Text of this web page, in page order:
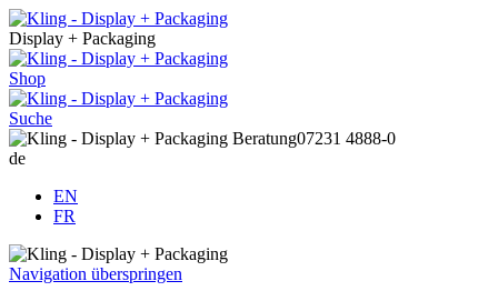
Display + Packaging
Shop
Suche
Beratung07231 4888-0
de
EN
FR
Navigation überspringen